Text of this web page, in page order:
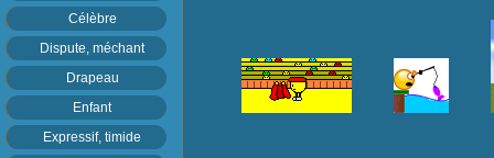
Célèbre
Dispute, méchant
Drapeau
Enfant
Expressif, timide